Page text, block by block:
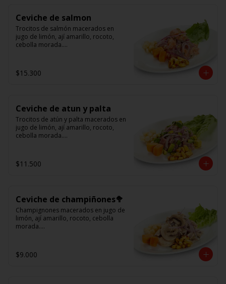
Ceviche de salmon
Trocitos de salmón macerados en
jugo de limón, ají amarillo, rocoto,
cebolla morada.
$15.300
Ceviche de atun y palta
Trocitos de atún y palta macerados en
jugo de limón, ají amarillo, rocoto,
cebolla morada.
$11.500
Ceviche de champiñones🥦
Champignones macerados en jugo de
limón, ají amarillo, rocoto, cebolla
morada.
$9.000